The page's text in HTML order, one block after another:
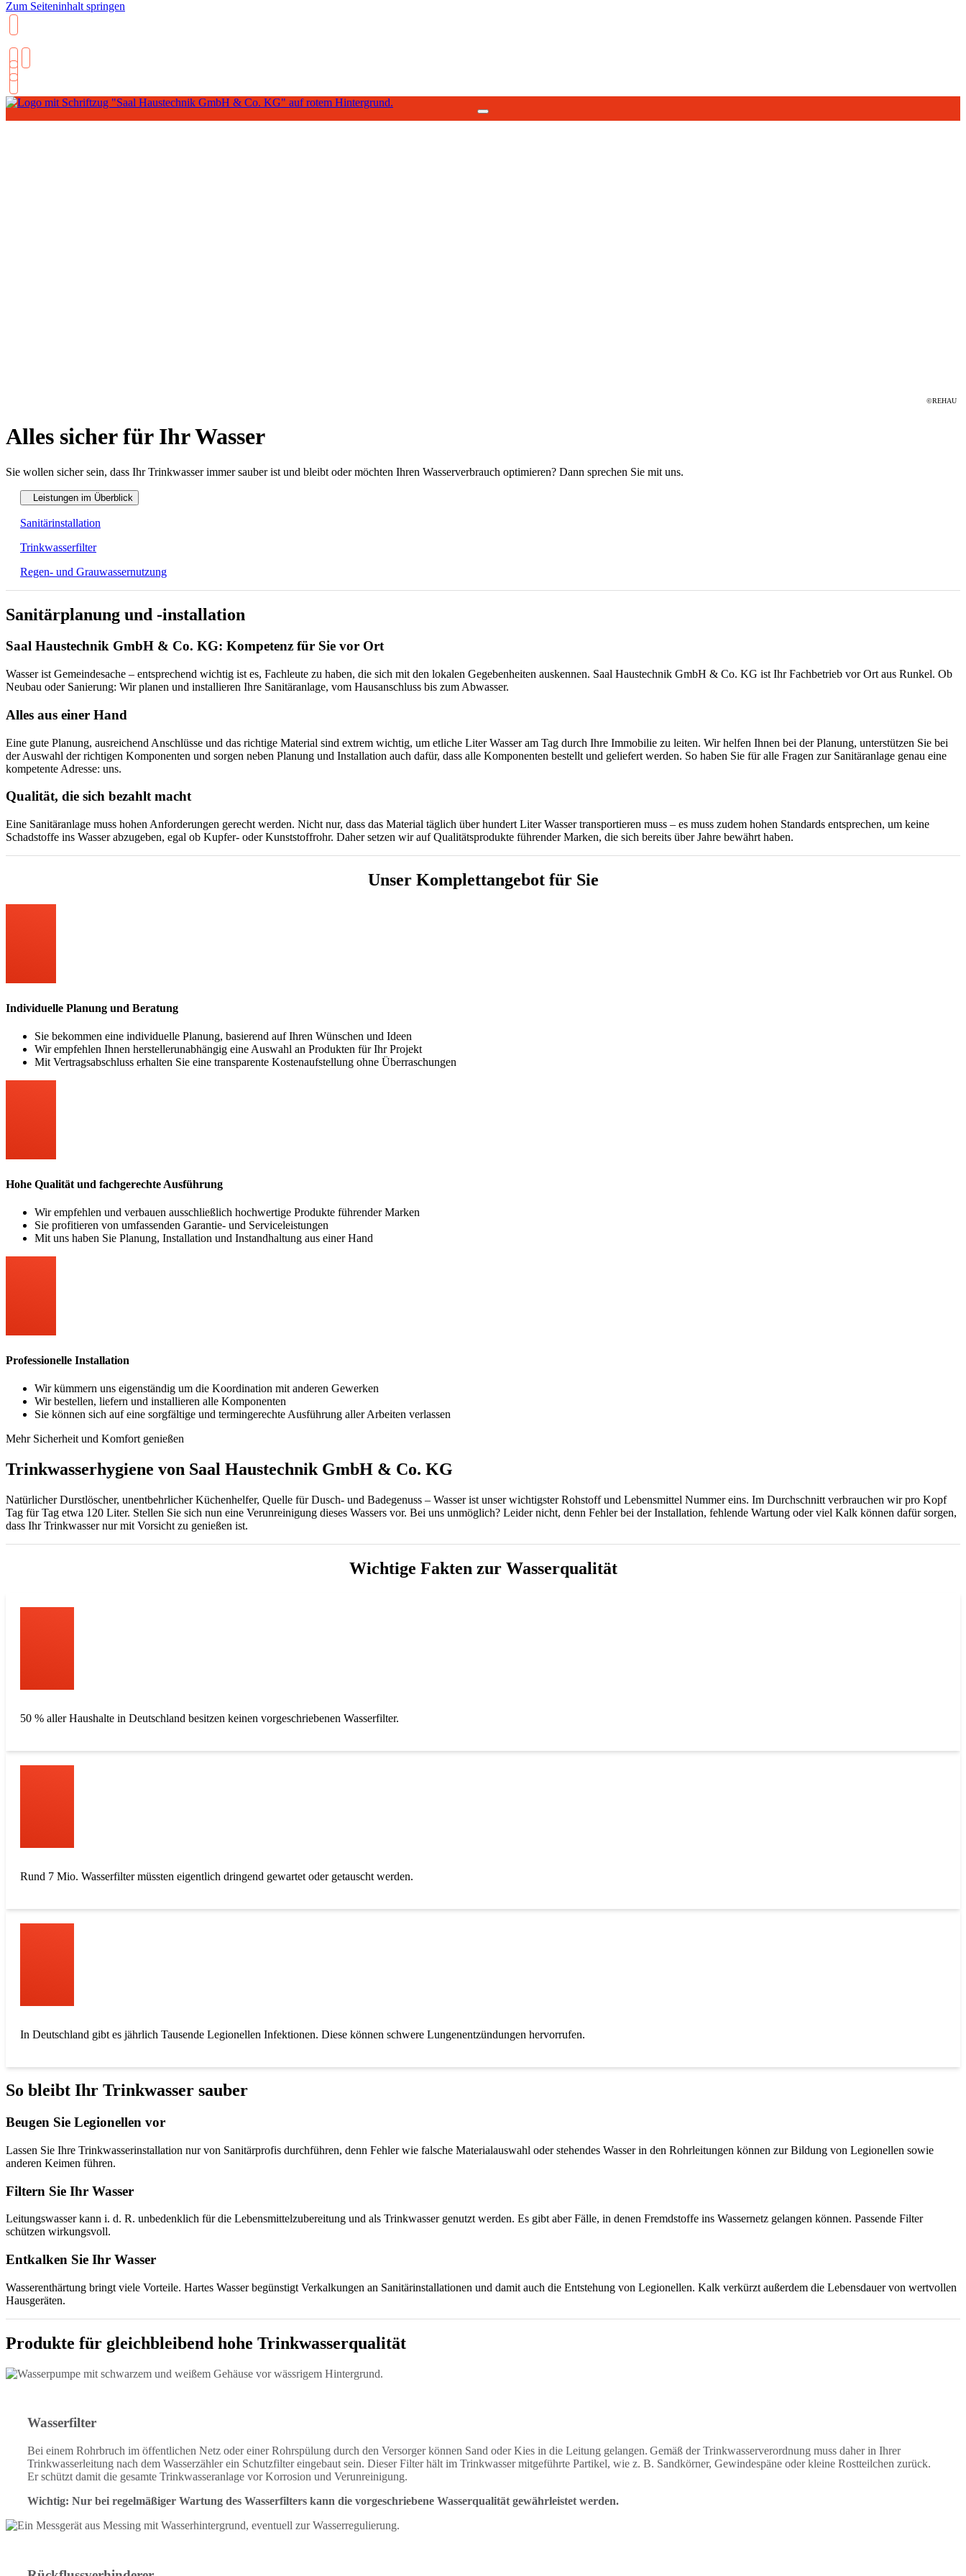
Zum Seiteninhalt springen
06482 2110
©REHAU
Alles sicher für Ihr Wasser
Sie wollen sicher sein, dass Ihr Trinkwasser immer sauber ist und bleibt oder möchten Ihren Wasserverbrauch optimieren? Dann sprechen Sie mit uns.
Leistungen im Überblick
Sanitärinstallation
Trinkwasserfilter
Regen- und Grauwassernutzung
Sanitärplanung und -installation
Saal Haustechnik GmbH & Co. KG: Kompetenz für Sie vor Ort
Wasser ist Gemeindesache – entsprechend wichtig ist es, Fachleute zu haben, die sich mit den lokalen Gegebenheiten auskennen. Saal Haustechnik GmbH & Co. KG ist Ihr Fachbetrieb vor Ort aus Runkel. Ob
Neubau oder Sanierung: Wir planen und installieren Ihre Sanitäranlage, vom Hausanschluss bis zum Abwasser.
Alles aus einer Hand
Eine gute Planung, ausreichend Anschlüsse und das richtige Material sind extrem wichtig, um etliche Liter Wasser am Tag durch Ihre Immobilie zu leiten. Wir helfen Ihnen bei der Planung, unterstützen Sie bei
der Auswahl der richtigen Komponenten und sorgen neben Planung und Installation auch dafür, dass alle Komponenten bestellt und geliefert werden. So haben Sie für alle Fragen zur Sanitäranlage genau eine
kompetente Adresse: uns.
Qualität, die sich bezahlt macht
Eine Sanitäranlage muss hohen Anforderungen gerecht werden. Nicht nur, dass das Material täglich über hundert Liter Wasser transportieren muss – es muss zudem hohen Standards entsprechen, um keine
Schadstoffe ins Wasser abzugeben, egal ob Kupfer- oder Kunststoffrohr. Daher setzen wir auf Qualitätsprodukte führender Marken, die sich bereits über Jahre bewährt haben.
Unser Komplettangebot für Sie
Individuelle Planung und Beratung
Sie bekommen eine individuelle Planung, basierend auf Ihren Wünschen und Ideen
Wir empfehlen Ihnen herstellerunabhängig eine Auswahl an Produkten für Ihr Projekt
Mit Vertragsabschluss erhalten Sie eine transparente Kostenaufstellung ohne Überraschungen
Hohe Qualität und fachgerechte Ausführung
Wir empfehlen und verbauen ausschließlich hochwertige Produkte führender Marken
Sie profitieren von umfassenden Garantie- und Serviceleistungen
Mit uns haben Sie Planung, Installation und Instandhaltung aus einer Hand
Professionelle Installation
Wir kümmern uns eigenständig um die Koordination mit anderen Gewerken
Wir bestellen, liefern und installieren alle Komponenten
Sie können sich auf eine sorgfältige und termingerechte Ausführung aller Arbeiten verlassen
Mehr Sicherheit und Komfort genießen
Trinkwasserhygiene von Saal Haustechnik GmbH & Co. KG
Natürlicher Durstlöscher, unentbehrlicher Küchenhelfer, Quelle für Dusch- und Badegenuss – Wasser ist unser wichtigster Rohstoff und Lebensmittel Nummer eins. Im Durchschnitt verbrauchen wir pro Kopf
Tag für Tag etwa 120 Liter. Stellen Sie sich nun eine Verunreinigung dieses Wassers vor. Bei uns unmöglich? Leider nicht, denn Fehler bei der Installation, fehlende Wartung oder viel Kalk können dafür sorgen,
dass Ihr Trinkwasser nur mit Vorsicht zu genießen ist.
Wichtige Fakten zur Wasserqualität
50 % aller Haushalte in Deutschland besitzen keinen vorgeschriebenen Wasserfilter.
Rund 7 Mio. Wasserfilter müssten eigentlich dringend gewartet oder getauscht werden.
In Deutschland gibt es jährlich Tausende Legionellen Infektionen. Diese können schwere Lungenentzündungen hervorrufen.
So bleibt Ihr Trinkwasser sauber
Beugen Sie Legionellen vor
Lassen Sie Ihre Trinkwasserinstallation nur von Sanitärprofis durchführen, denn Fehler wie falsche Materialauswahl oder stehendes Wasser in den Rohrleitungen können zur Bildung von Legionellen sowie
anderen Keimen führen.
Filtern Sie Ihr Wasser
Leitungswasser kann i. d. R. unbedenklich für die Lebensmittelzubereitung und als Trinkwasser genutzt werden. Es gibt aber Fälle, in denen Fremdstoffe ins Wassernetz gelangen können. Passende Filter
schützen wirkungsvoll.
Entkalken Sie Ihr Wasser
Wasserenthärtung bringt viele Vorteile. Hartes Wasser begünstigt Verkalkungen an Sanitärinstallationen und damit auch die Entstehung von Legionellen. Kalk verkürzt außerdem die Lebensdauer von wertvollen
Hausgeräten.
Produkte für gleichbleibend hohe Trinkwasserqualität
Wasserfilter
Bei einem Rohrbruch im öffentlichen Netz oder einer Rohrspülung durch den Versorger können Sand oder Kies in die Leitung gelangen. Gemäß der Trinkwasserverordnung muss daher in Ihrer
Trinkwasserleitung nach dem Wasserzähler ein Schutzfilter eingebaut sein. Dieser Filter hält im Trinkwasser mitgeführte Partikel, wie z. B. Sandkörner, Gewindespäne oder kleine Rostteilchen zurück.
Er schützt damit die gesamte Trinkwasseranlage vor Korrosion und Verunreinigung.
Wichtig: Nur bei regelmäßiger Wartung des Wasserfilters kann die vorgeschriebene Wasserqualität gewährleistet werden.